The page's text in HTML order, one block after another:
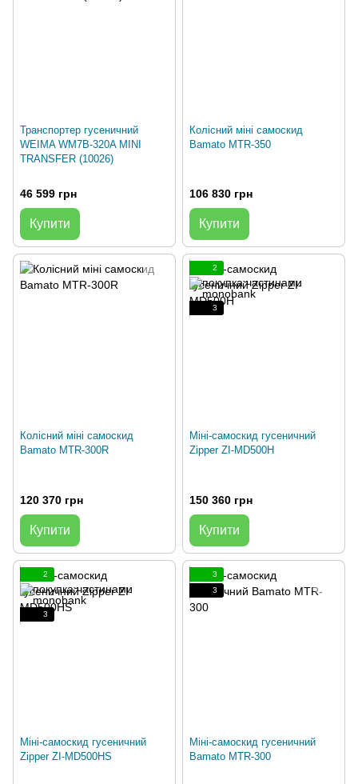
Транспортер гусеничний
WEIMA WM7B-320A MINI
TRANSFER (10026)
46 599 грн
Купити
Колісний міні самоскид
Bamato MTR-350
106 830 грн
Купити
Колісний міні самоскид
Bamato MTR-300R
120 370 грн
Купити
2
3
Міні-самоскид гусеничний
Zipper ZI-MD500H
150 360 грн
Купити
2
3
Міні-самоскид гусеничний
Zipper ZI-MD500HS
3
3
Міні-самоскид гусеничний
Bamato MTR-300